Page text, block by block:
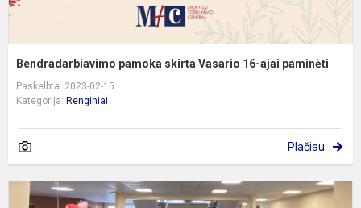
Bendradarbiavimo pamoka skirta Vasario 16-ajai paminėti
Paskelbta: 2023-02-15
Kategorija: Renginiai
Plačiau